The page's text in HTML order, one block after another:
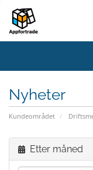
Nyheter
Kundeområdet
Etter måned